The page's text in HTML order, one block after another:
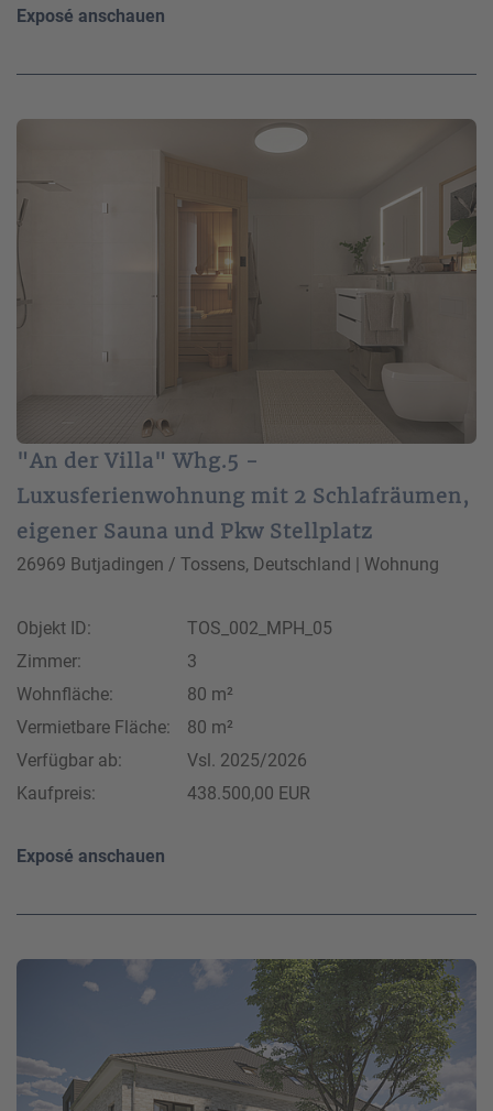
Exposé anschauen
"An der Villa" Whg.5 -
Luxusferienwohnung mit 2 Schlafräumen,
eigener Sauna und Pkw Stellplatz
26969 Butjadingen / Tossens, Deutschland | Wohnung
Objekt ID:
TOS_002_MPH_05
Zimmer:
3
Wohnfläche:
80 m²
Vermietbare Fläche:
80 m²
Verfügbar ab:
Vsl. 2025/2026
Kaufpreis:
438.500,00 EUR
Exposé anschauen